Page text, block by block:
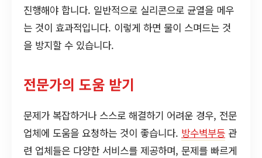
진행해야 합니다. 일반적으로 실리콘으로 균열을 메우
는 것이 효과적입니다. 이렇게 하면 물이 스며드는 것
을 방지할 수 있습니다.
전문가의 도움 받기
문제가 복잡하거나 스스로 해결하기 어려운 경우, 전문
업체에 도움을 요청하는 것이 좋습니다. 방수벽부등 관
련 업체들은 다양한 서비스를 제공하며, 문제를 빠르게